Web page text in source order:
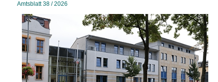
Amtsblatt 38 / 2026